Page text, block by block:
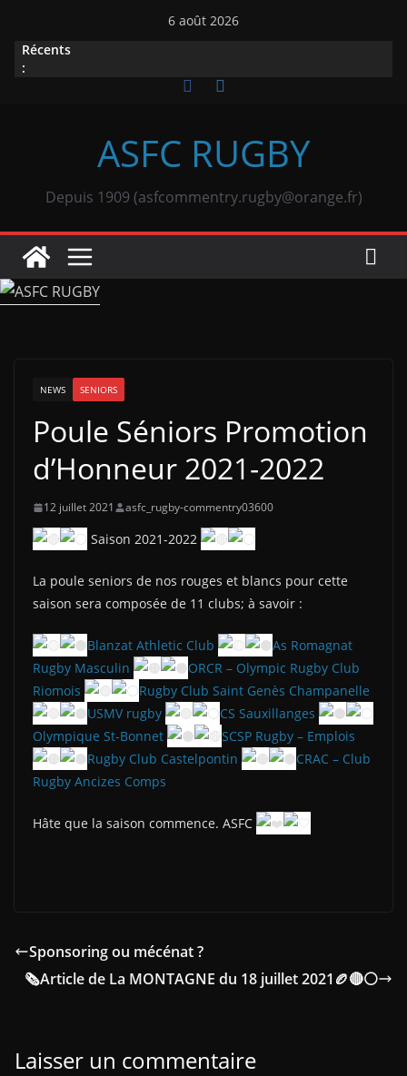
contenu
6 août 2026
Récents
:
ASFC RUGBY
Depuis 1909 (asfcommentry.rugby@orange.fr)
NEWS SENIORS
Poule Séniors Promotion
d’Honneur 2021-2022
12 juillet 2021 asfc_rugby-commentry03600
Saison 2021-2022
La poule seniors de nos rouges et blancs pour cette
saison sera composée de 11 clubs; à savoir :
Blanzat Athletic Club
As Romagnat
Rugby Masculin
ORCR – Olympic Rugby Club
Riomois
Rugby Club Saint Genès Champanelle
USMV rugby
CS Sauxillanges
Olympique St-Bonnet
SCSP Rugby – Emplois
Rugby Club Castelpontin
CRAC – Club
Rugby Ancizes Comps
Hâte que la saison commence. ASFC
Sponsoring ou mécénat ?
🗞️Article de La MONTAGNE du 18 juillet 2021🏉🔴⚪
Laisser un commentaire